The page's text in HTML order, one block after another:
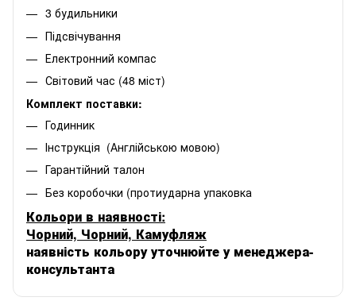
3 будильники
Підсвічування
Електронний компас
Світовий час (48 міст)
Комплект поставки:
Годинник
Інструкція (Англійською мовою)
Гарантійний талон
Без коробочки (протиударна упаковка
Кольори в наявності:
Чорний, Чорний, Камуфляж
наявність кольору уточнюйте у менеджера-
консультанта